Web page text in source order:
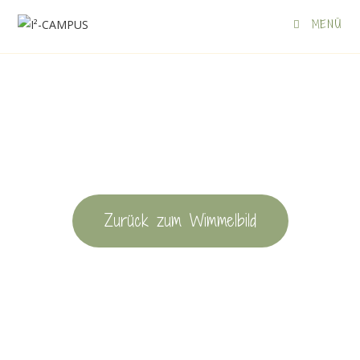
MENÜ
Zurück zum Wimmelbild